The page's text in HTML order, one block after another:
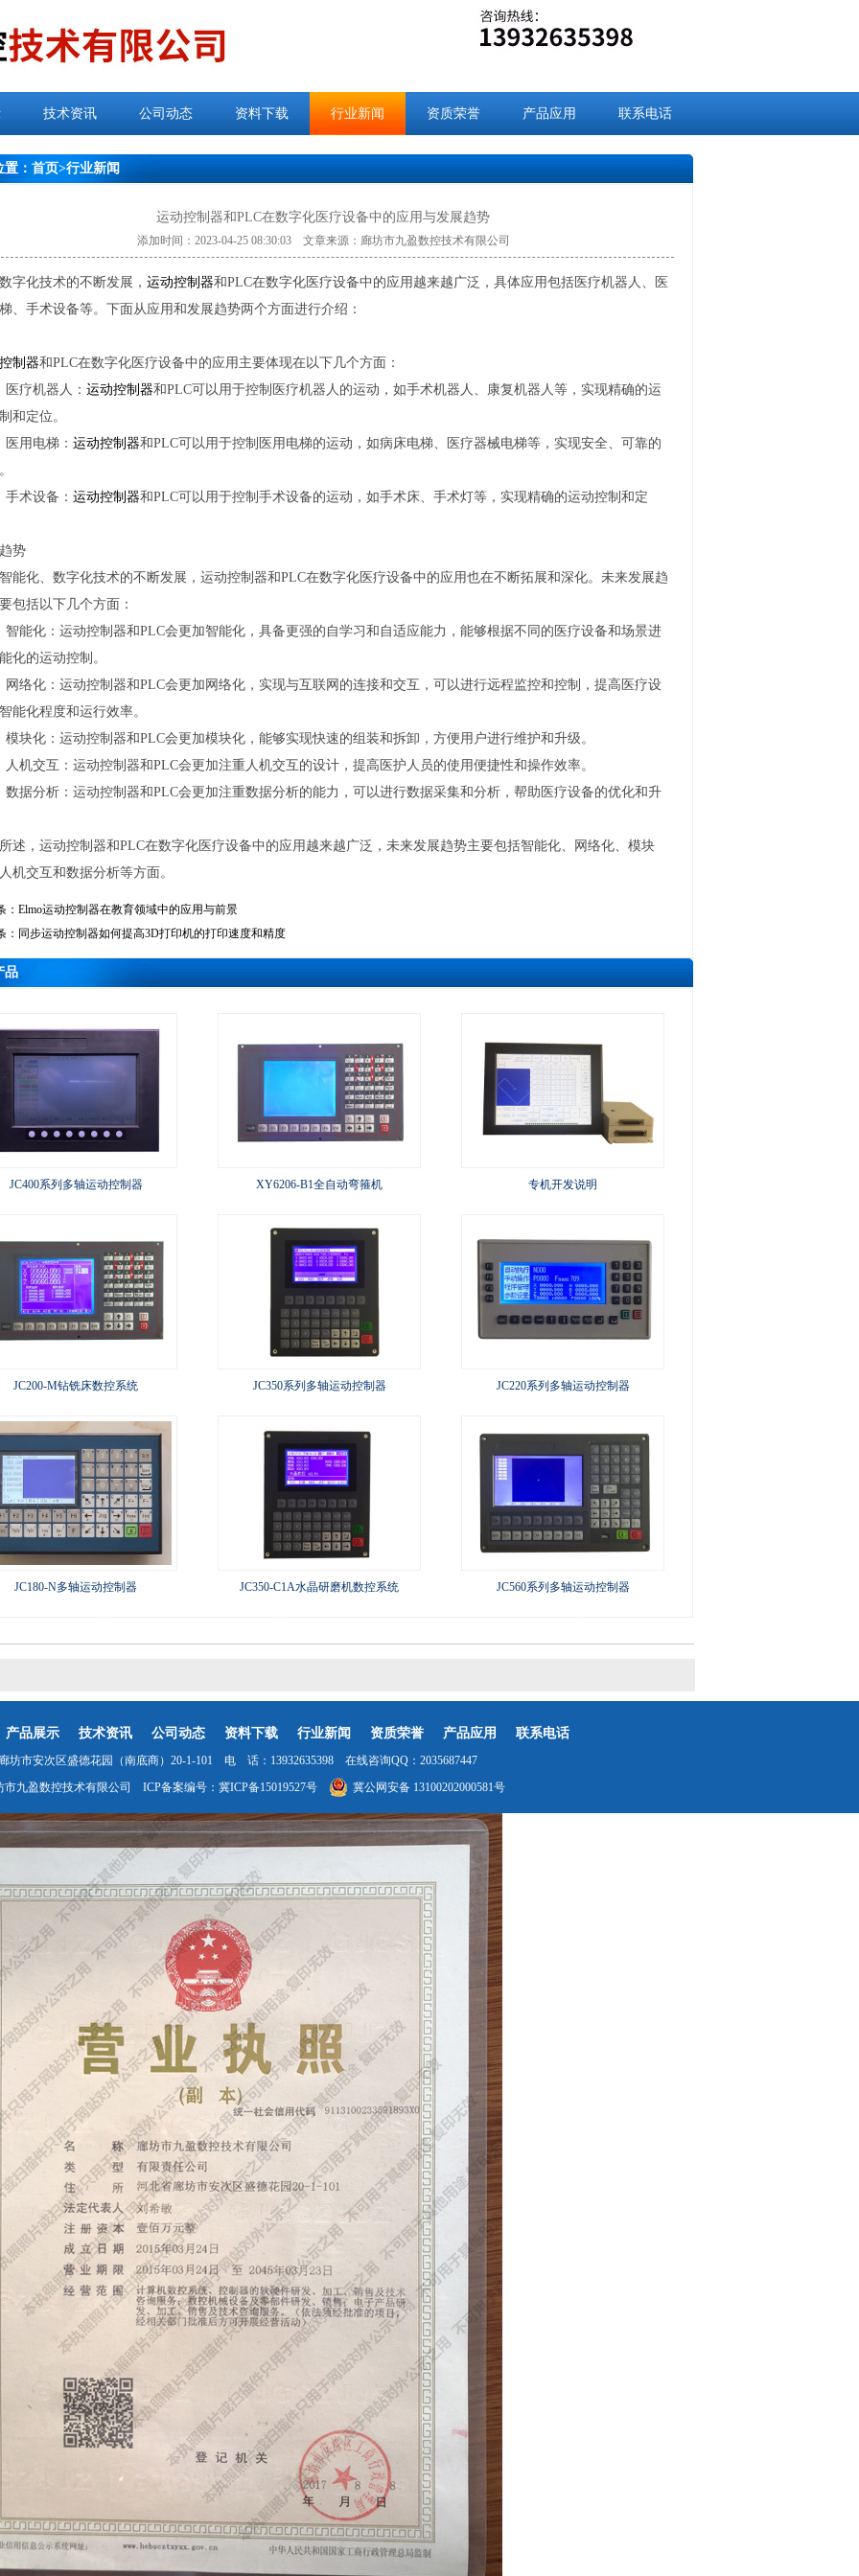
技术资讯 公司动态 资料下载 行业新闻 资质荣誉 产品应用 联系电话
： 首页>行业新闻
运动控制器和PLC在数字化医疗设备中的应用与发展趋势
添加时间：2023-04-25 08:30:03 文章来源：廊坊市九盈数控技术有限公司
字化技术的不断发展，运动控制器和PLC在数字化医疗设备中的应用越来越广泛，具体应用包括医疗机器人、医
、手术设备等。下面从应用和发展趋势两个方面进行介绍：
制器和PLC在数字化医疗设备中的应用主要体现在以下几个方面：
医疗机器人：运动控制器和PLC可以用于控制医疗机器人的运动，如手术机器人、康复机器人等，实现精确的运
和定位。
医用电梯：运动控制器和PLC可以用于控制医用电梯的运动，如病床电梯、医疗器械电梯等，实现安全、可靠的
手术设备：运动控制器和PLC可以用于控制手术设备的运动，如手术床、手术灯等，实现精确的运动控制和定
势
能化、数字化技术的不断发展，运动控制器和PLC在数字化医疗设备中的应用也在不断拓展和深化。未来发展趋
包括以下几个方面：
智能化：运动控制器和PLC会更加智能化，具备更强的自学习和自适应能力，能够根据不同的医疗设备和场景进
化的运动控制。
网络化：运动控制器和PLC会更加网络化，实现与互联网的连接和交互，可以进行远程监控和控制，提高医疗设
能化程度和运行效率。
模块化：运动控制器和PLC会更加模块化，能够实现快速的组装和拆卸，方便用户进行维护和升级。
人机交互：运动控制器和PLC会更加注重人机交互的设计，提高医护人员的使用便捷性和操作效率。
数据分析：运动控制器和PLC会更加注重数据分析的能力，可以进行数据采集和分析，帮助医疗设备的优化和升
述，运动控制器和PLC在数字化医疗设备中的应用越来越广泛，未来发展趋势主要包括智能化、网络化、模块
机交互和数据分析等方面。
：Elmo运动控制器在教育领域中的应用与前景
： 同步运动控制器如何提高3D打印机的打印速度和精度
品
JC400系列多轴运动控制器 XY6206-B1全自动弯箍机 专机开发说明
JC200-M钻铣床数控系统 JC350系列多轴运动控制器 JC220系列多轴运动控制器
JC180-N多轴运动控制器 JC350-C1A水晶研磨机数控系统 JC560系列多轴运动控制器
产品展示 技术资讯 公司动态 资料下载 行业新闻 资质荣誉 产品应用 联系电话
市安次区盛德花园（南底商）20-1-101 电 话：13932635398 在线咨询QQ：2035687447
市九盈数控技术有限公司 ICP备案编号： 冀ICP备15019527号 冀公网安备 13100202000581号